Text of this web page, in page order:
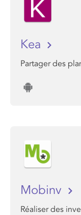
Kea
Partager des
Mobinv
Réaliser des